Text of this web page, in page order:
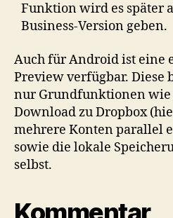
Funktion wird es später
Business-Version geben.
Auch für Android ist eine
Preview verfügbar.
nur Grundfunktionen wie
Download zu Dropbox
mehrere Konten parallel
sowie die lokale
selbst.